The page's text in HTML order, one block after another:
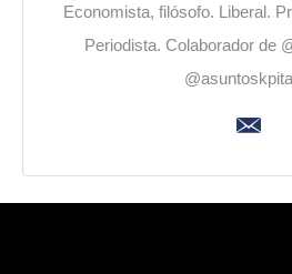
Economista, filósofo. Liberal.
Periodista. Colaborador de